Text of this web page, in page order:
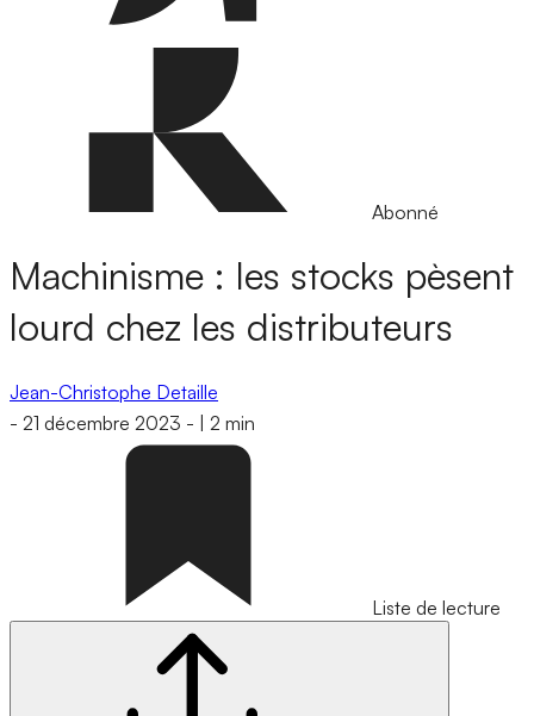
Abonné
Machinisme : les stocks pèsent
lourd chez les distributeurs
Jean-Christophe Detaille
- 21 décembre 2023 - 2 min
Liste de lecture